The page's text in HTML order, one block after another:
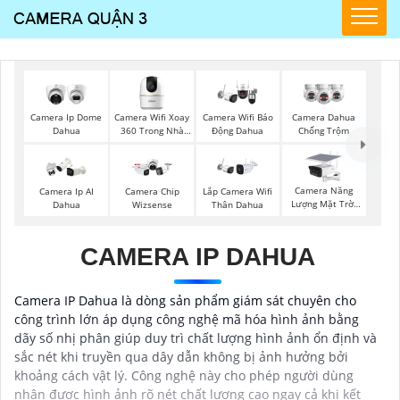
Camera Ip Dome
Dahua
Camera Wifi Xoay
360 Trong Nhà
Camera Wifi Báo
Động Dahua
Camera Dahua
Chống Trộm
Camera Ip AI
Dahua
Camera Chip
Wizsense
Lắp Camera Wifi
Thân Dahua
Camera Năng
Lượng Mặt Trời
CAMERA IP DAHUA
Camera IP Dahua là dòng sản phẩm giám sát chuyên cho
công trình lớn áp dụng công nghệ mã hóa hình ảnh bằng
dãy số nhị phân giúp duy trì chất lượng hình ảnh ổn định và
sắc nét khi truyền qua dây dẫn không bị ảnh hưởng bởi
khoảng cách vật lý. Công nghệ này cho phép người dùng
nhận được hình ảnh rõ nét chất lượng cao ngay cả khi kết